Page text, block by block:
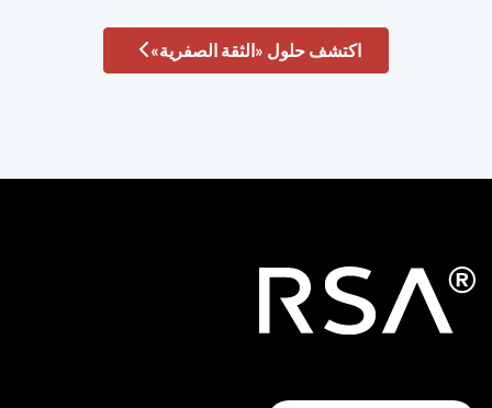
اكتشف حلول «الثقة الصفرية»